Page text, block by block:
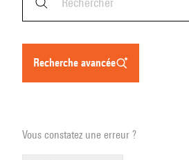
recherche avancée
Vous constatez une erreur ?